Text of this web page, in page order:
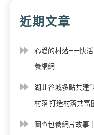
近期文章
心愛的村落——快活
養網網
湖北谷城多點共建“
村落 打造村落共富
圖查包養網片故事